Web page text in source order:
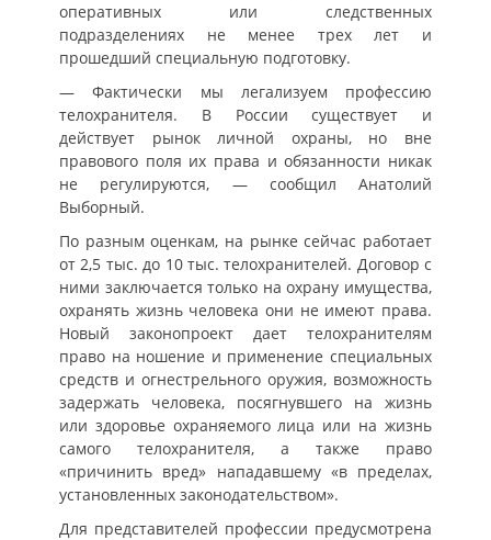
оперативных или следственных
подразделениях не менее трех лет и
прошедший специальную подготовку.
— Фактически мы легализуем профессию
телохранителя. В России существует и
действует рынок личной охраны, но вне
правового поля их права и обязанности никак
не регулируются, — сообщил Анатолий
Выборный.
По разным оценкам, на рынке сейчас работает
от 2,5 тыс. до 10 тыс. телохранителей. Договор с
ними заключается только на охрану имущества,
охранять жизнь человека они не имеют права.
Новый законопроект дает телохранителям
право на ношение и применение специальных
средств и огнестрельного оружия, возможность
задержать человека, посягнувшего на жизнь
или здоровье охраняемого лица или на жизнь
самого телохранителя, а также право
«причинить вред» нападавшему «в пределах,
установленных законодательством».
Для представителей профессии предусмотрена